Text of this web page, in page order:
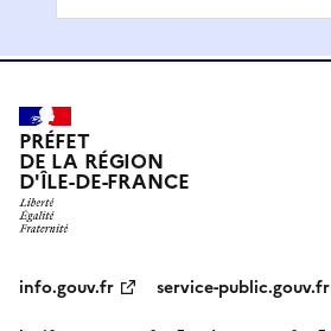
PRÉFET
DE LA RÉGION
D'ÎLE-DE-FRANCE
info.gouv.fr
service-public.gouv.fr